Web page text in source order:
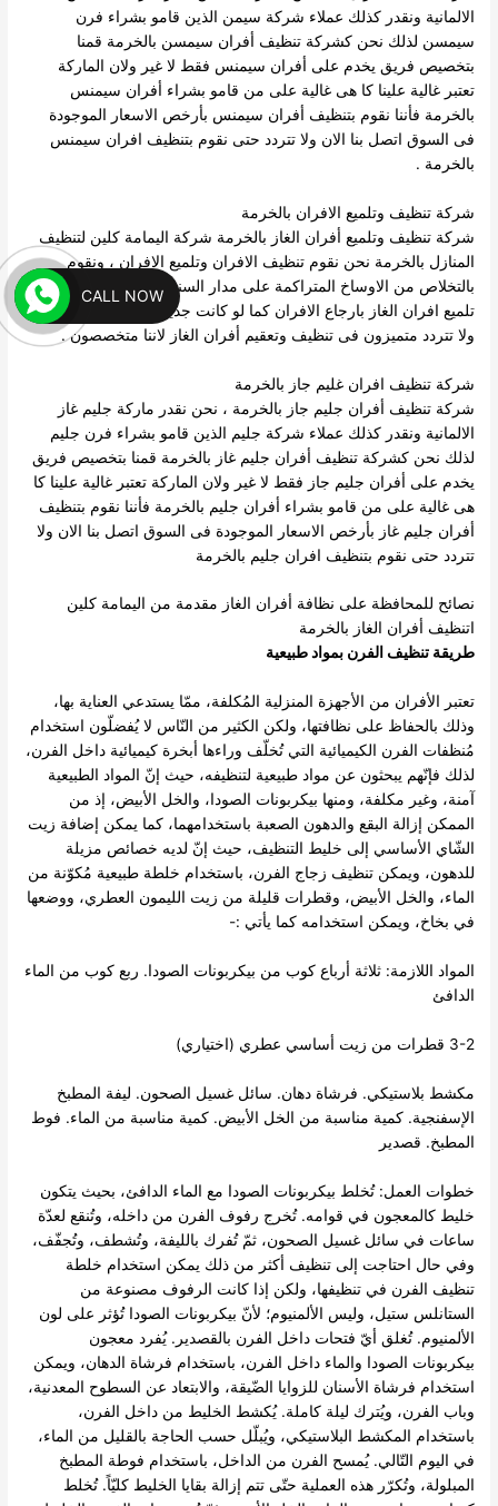
الالمانية ونقدر كذلك عملاء شركة سيمن الذين قامو بشراء فرن
سيمسن لذلك نحن كشركة تنظيف أفران سيمسن بالخرمة قمنا
بتخصيص فريق يخدم على أفران سيمنس فقط لا غير ولان الماركة
تعتبر غالية علينا كا هى غالية على من قامو بشراء أفران سيمنس
بالخرمة فأننا نقوم بتنظيف أفران سيمنس بأرخص الاسعار الموجودة
فى السوق اتصل بنا الان ولا تتردد حتى نقوم بتنظيف افران سيمنس
بالخرمة .
شركة تنظيف وتلميع الافران بالخرمة
شركة تنظيف وتلميع أفران الغاز بالخرمة شركة اليمامة كلين لتنظيف
المنازل بالخرمة نحن نقوم تنظيف الافران وتلميع الافران ، ونقوم
بالتخلاص من الاوساخ المتراكمة على مدار السنين ، كما تقوم شركة
تلميع افران الغاز بارجاع الافران كما لو كانت جديدة فقط اتصل بنا الان
ولا تتردد متميزون فى تنظيف وتعقيم أفران الغاز لاننا متخصصون .
شركة تنظيف افران غليم جاز بالخرمة
شركة تنظيف أفران جليم جاز بالخرمة ، نحن نقدر ماركة جليم غاز
الالمانية ونقدر كذلك عملاء شركة جليم الذين قامو بشراء فرن جليم
لذلك نحن كشركة تنظيف أفران جليم غاز بالخرمة قمنا بتخصيص فريق
يخدم على أفران جليم جاز فقط لا غير ولان الماركة تعتبر غالية علينا كا
هى غالية على من قامو بشراء أفران جليم بالخرمة فأننا نقوم بتنظيف
أفران جليم غاز بأرخص الاسعار الموجودة فى السوق اتصل بنا الان ولا
تتردد حتى نقوم بتنظيف افران جليم بالخرمة
نصائح للمحافظة على نظافة أفران الغاز مقدمة من اليمامة كلين
اتنظيف أفران الغاز بالخرمة
طريقة تنظيف الفرن بمواد طبيعية
تعتبر الأفران من الأجهزة المنزلية المُكلفة، ممّا يستدعي العناية بها،
وذلك بالحفاظ على نظافتها، ولكن الكثير من النّاس لا يُفضلّون استخدام
مُنظفات الفرن الكيميائية التي تُخلّف وراءها أبخرة كيميائية داخل الفرن،
لذلك فإنّهم يبحثون عن مواد طبيعية لتنظيفه، حيث إنّ المواد الطبيعية
آمنة، وغير مكلفة، ومنها بيكربونات الصودا، والخل الأبيض، إذ من
الممكن إزالة البقع والدهون الصعبة باستخدامهما، كما يمكن إضافة زيت
الشّاي الأساسي إلى خليط التنظيف، حيث إنّ لديه خصائص مزيلة
للدهون، ويمكن تنظيف زجاج الفرن، باستخدام خلطة طبيعية مُكوّنة من
الماء، والخل الأبيض، وقطرات قليلة من زيت الليمون العطري، ووضعها
في بخاخ، ويمكن استخدامه كما يأتي :-
المواد اللازمة: ثلاثة أرباع كوب من بيكربونات الصودا. ربع كوب من الماء
الدافئ
3-2 قطرات من زيت أساسي عطري (اختياري)
مكشط بلاستيكي. فرشاة دهان. سائل غسيل الصحون. ليفة المطبخ
الإسفنجية. كمية مناسبة من الخل الأبيض. كمية مناسبة من الماء. فوط
المطبخ. قصدير
خطوات العمل: تُخلط بيكربونات الصودا مع الماء الدافئ، بحيث يتكون
خليط كالمعجون في قوامه. تُخرج رفوف الفرن من داخله، وتُنقع لعدّة
ساعات في سائل غسيل الصحون، ثمّ تُفرك بالليفة، وتُشطف، وتُجفّف،
وفي حال احتاجت إلى تنظيف أكثر من ذلك يمكن استخدام خلطة
تنظيف الفرن في تنظيفها، ولكن إذا كانت الرفوف مصنوعة من
الستانلس ستيل، وليس الألمنيوم؛ لأنّ بيكربونات الصودا تُؤثر على لون
الألمنيوم. تُغلق أيّ فتحات داخل الفرن بالقصدير. يُفرد معجون
بيكربونات الصودا والماء داخل الفرن، باستخدام فرشاة الدهان، ويمكن
استخدام فرشاة الأسنان للزوايا الضّيقة، والابتعاد عن السطوح المعدنية،
وباب الفرن، ويُترك ليلة كاملة. يُكشط الخليط من داخل الفرن،
باستخدام المكشط البلاستيكي، ويُبلّل حسب الحاجة بالقليل من الماء،
في اليوم التّالي. يُمسح الفرن من الداخل، باستخدام فوطة المطبخ
المبلولة، وتُكرّر هذه العملية حتّى تتم إزالة بقايا الخليط كليّاً. تُخلط
CALL NOW